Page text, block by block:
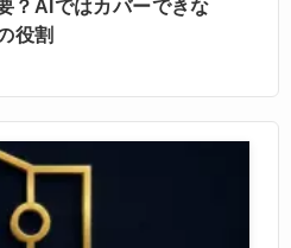
？AIではカバーできな
役割